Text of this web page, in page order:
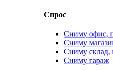
Спрос
Сниму офис,
Сниму
Сниму склад,
Сниму гараж